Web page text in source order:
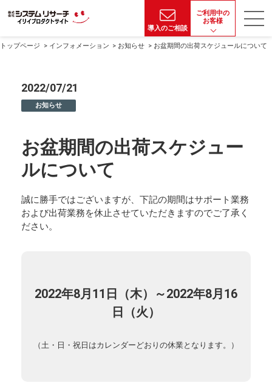
導入のご相談
ご利用中の
お客様
トップページ インフォメーション お知らせ お盆期間の出荷スケジュールについて
2022/07/21
お知らせ
お盆期間の出荷スケジュー
ルについて
誠に勝手ではございますが、下記の期間はサポート業務
および出荷業務を休止させていただきますのでご了承く
ださい。
2022年8月11日（木）～2022年8月16
日（火）
（土・日・祝日はカレンダーどおりの休業となります。）